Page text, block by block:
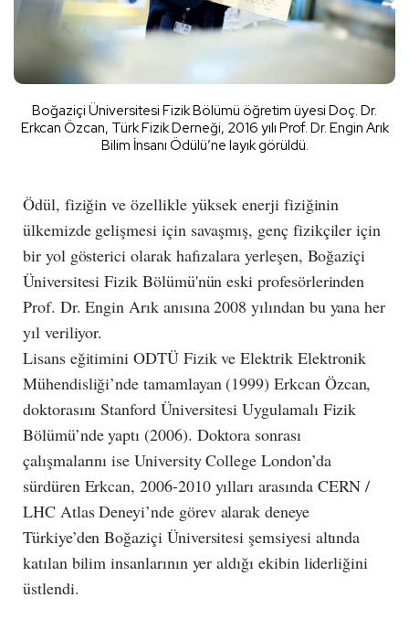
Boğaziçi Üniversitesi Fizik Bölümü öğretim üyesi Doç. Dr.
Erkcan Özcan, Türk Fizik Derneği, 2016 yılı Prof. Dr. Engin Arık
Bilim İnsanı Ödülü’ne layık görüldü.
Ödül, fiziğin ve özellikle yüksek enerji fiziğinin
ülkemizde gelişmesi için savaşmış, genç fizikçiler için
bir yol gösterici olarak hafızalara yerleşen, Boğaziçi
Üniversitesi Fizik Bölümü'nün eski profesörlerinden
Prof. Dr. Engin Arık anısına 2008 yılından bu yana her
yıl veriliyor.
Lisans eğitimini ODTÜ Fizik ve Elektrik Elektronik
Mühendisliği’nde tamamlayan (1999) Erkcan Özcan,
doktorasını Stanford Üniversitesi Uygulamalı Fizik
Bölümü’nde yaptı (2006). Doktora sonrası
çalışmalarını ise University College London’da
sürdüren Erkcan, 2006-2010 yılları arasında CERN /
LHC Atlas Deneyi’nde görev alarak deneye
Türkiye’den Boğaziçi Üniversitesi şemsiyesi altında
katılan bilim insanlarının yer aldığı ekibin liderliğini
üstlendi.